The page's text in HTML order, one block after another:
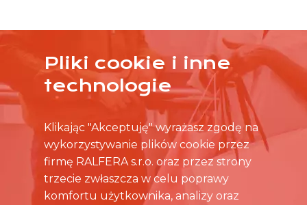
ŻADNA OFERTA CIĘ NIE ZAINTERESOWAŁA?
SKONTAKTUJ SIĘ BEZPOŚREDNIO ZE SKLEPEM.
Pliki cookie i inne
technologie
Klikając "Akceptuję" wyrażasz zgodę na
wykorzystywanie plików cookie przez
firmę RALFERA s.r.o. oraz przez strony
trzecie zwłaszcza w celu poprawy
komfortu użytkownika, analizy oraz